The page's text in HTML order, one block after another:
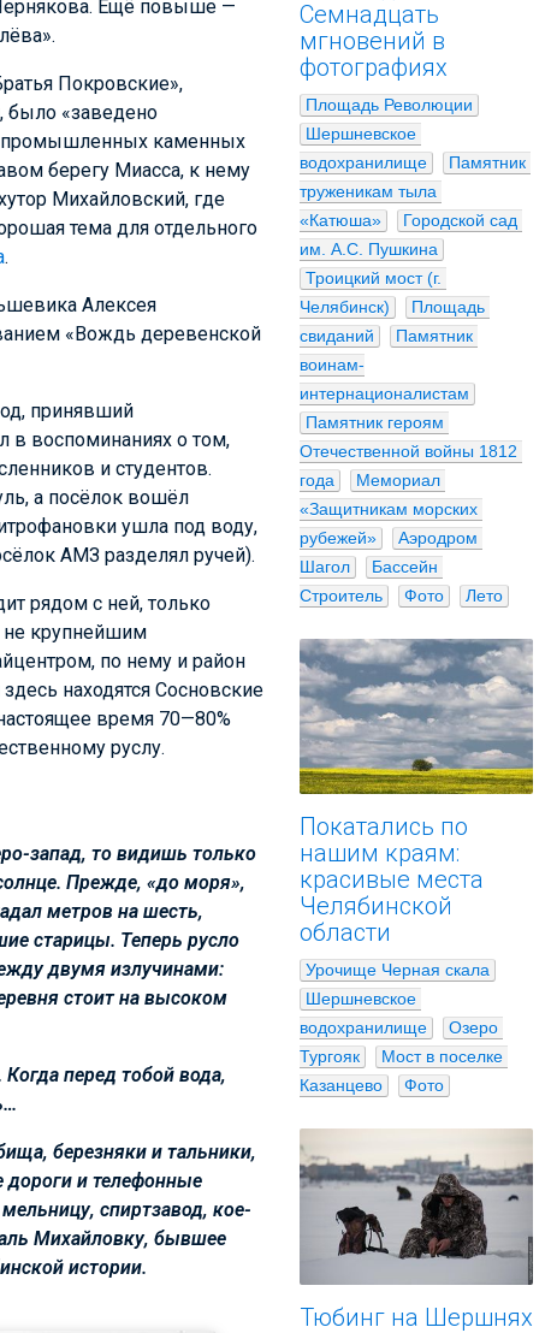
Ещё повыше —
Покровские»,
было «заведено
промышленных каменных
берегу Миасса, к нему
Михайловский, где
тема для отдельного
.
Алексея
«Вождь деревенской
принявший
в воспоминаниях о том,
и студентов.
а посёлок вошёл
ушла под воду,
АМЗ разделял ручей).
рядом с ней, только
не крупнейшим
по нему и район
находятся Сосновские
время 70—80%
руслу.
запад, то видишь только
Прежде, «до моря»,
метров на шесть,
старицы. Теперь русло
двумя излучинами:
стоит на высоком
перед тобой вода,
березняки и тальники,
дороги и телефонные
спиртзавод, кое-
Михайловку, бывшее
истории.
Семнадцать
мгновений в
фотографиях
Площадь Революции
Шершневское
водохранилище
Памятник
труженикам тыла
«Катюша»
Городской сад
им. А.С. Пушкина
Троицкий мост (г.
Челябинск)
Площадь
свиданий
Памятник
воинам-
интернационалистам
Памятник героям
Отечественной войны 1812
года
Мемориал
«Защитникам морских
рубежей»
Аэродром
Шагол
Бассейн
Строитель
Фото Лето
Покатались по
нашим краям:
красивые места
Челябинской
области
Урочище Черная скала
Шершневское
водохранилище
Озеро
Тургояк
Мост в поселке
Казанцево
Фото
Тюбинг на Шершнях